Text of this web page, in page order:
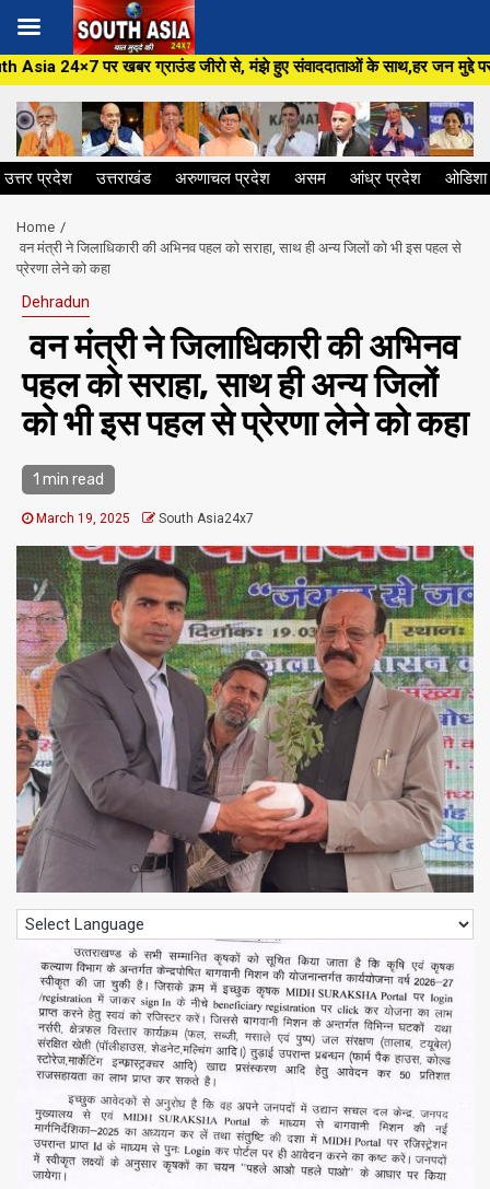
Skip
to
content
ग्राउंड जीरो से, मंझे हुए संवाददाताओं के साथ,हर जन मुद्दे पर, सीधा
उत्तर प्रदेश उत्तराखंड अरुणाचल प्रदेश असम आंध्र प्रदेश ओडिशा
Home
वन मंत्री ने जिलाधिकारी की अभिनव पहल को सराहा, साथ ही अन्य जिलों को भी इस पहल से
प्रेरणा लेने को कहा
Dehradun
वन मंत्री ने जिलाधिकारी की अभिनव
पहल को सराहा, साथ ही अन्य जिलों
को भी इस पहल से प्रेरणा लेने को कहा
1 min read
March 19, 2025 South Asia24x7